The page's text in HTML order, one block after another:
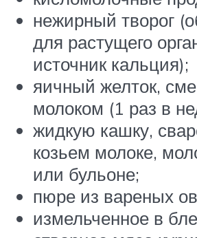
нежирный творог
для растущего
источник кальция);
яичный желток,
молоком (1 раз в
жидкую кашку,
козьем молоке,
или бульоне;
пюре из вареных
измельченное в